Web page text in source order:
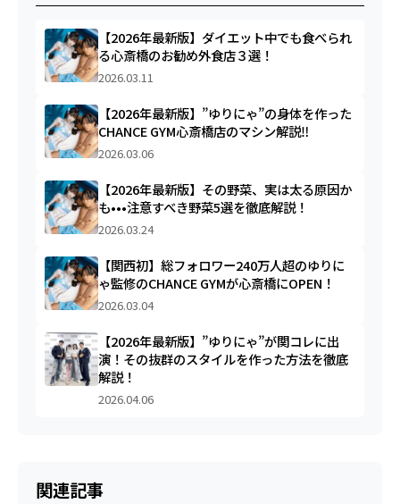
【2026年最新版】ダイエット中でも食べられ
る心斎橋のお勧め外食店３選！
2026.03.11
【2026年最新版】”ゆりにゃ”の身体を作った
CHANCE GYM心斎橋店のマシン解説‼︎
2026.03.06
【2026年最新版】その野菜、実は太る原因か
も•••注意すべき野菜5選を徹底解説！
2026.03.24
【関西初】総フォロワー240万人超のゆりに
ゃ監修のCHANCE GYMが心斎橋にOPEN！
2026.03.04
【2026年最新版】”ゆりにゃ”が関コレに出
演！その抜群のスタイルを作った方法を徹底
解説！
2026.04.06
関連記事